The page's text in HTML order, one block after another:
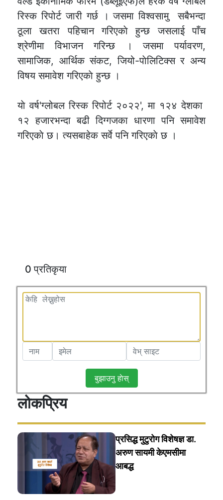
रिस्क रिपोर्ट जारी गर्छ । जसमा विश्वसामु सबैभन्दा
ठूला खतरा पहिचान गरिएकाे हुन्छ जसलाई पाँच
श्रेणीमा विभाजन गरिन्छ । जसमा पर्यावरण,
सामाजिक, आर्थिक संकट, जियो-पाेलिटिक्स र अन्य
विषय समावेश गरिएकाे हुन्छ ।
याे वर्ष'ग्लोबल रिस्क रिपोर्ट २०२२', मा १२४ देशका
१२ हजारभन्दा बढी दिग्गजका धारणा पनि समावेश
गरिएकाे छ। त्यसबाहेक सर्वे पनि गरिएकाे छ ।
0 प्रतिकृया
बुझाउनु हाेस्
लोकप्रिय
प्रसिद्ध मुटुरोग विशेषज्ञ डा.
अरुण सायमी केएमसीमा
आबद्ध